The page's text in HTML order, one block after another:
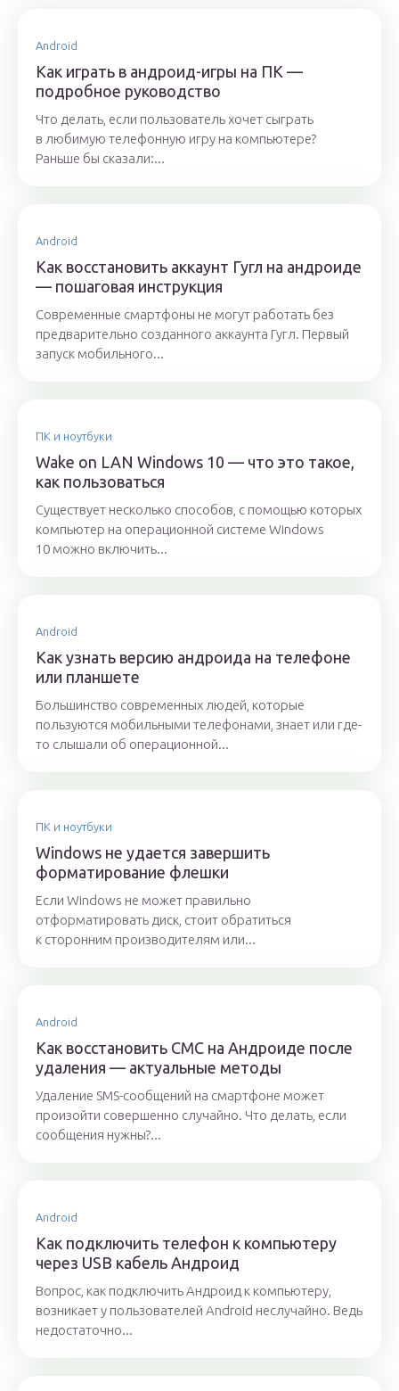
Android
Как играть в андроид-игры на ПК —
подробное руководство
Что делать, если пользователь хочет сыграть
в любимую телефонную игру на компьютере?
Раньше бы сказали:...
Android
Как восстановить аккаунт Гугл на андроиде
— пошаговая инструкция
Современные смартфоны не могут работать без
предварительно созданного аккаунта Гугл. Первый
запуск мобильного...
ПК и ноутбуки
Wake on LAN Windows 10 — что это такое,
как пользоваться
Существует несколько способов, с помощью которых
компьютер на операционной системе Windows
10 можно включить...
Android
Как узнать версию андроида на телефоне
или планшете
Большинство современных людей, которые
пользуются мобильными телефонами, знает или где-
то слышали об операционной...
ПК и ноутбуки
Windows не удается завершить
форматирование флешки
Если Windows не может правильно
отформатировать диск, стоит обратиться
к сторонним производителям или...
Android
Как восстановить СМС на Андроиде после
удаления — актуальные методы
Удаление SMS-сообщений на смартфоне может
произойти совершенно случайно. Что делать, если
сообщения нужны?...
Android
Как подключить телефон к компьютеру
через USB кабель Андроид
Вопрос, как подключить Андроид к компьютеру,
возникает у пользователей Android неслучайно. Ведь
недостаточно...